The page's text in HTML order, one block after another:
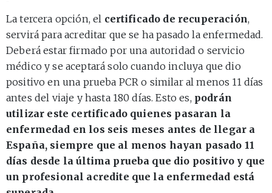
La tercera opción, el certificado de recuperación,
servirá para acreditar que se ha pasado la enfermedad.
Deberá estar firmado por una autoridad o servicio
médico y se aceptará solo cuando incluya que dio
positivo en una prueba PCR o similar al menos 11 días
antes del viaje y hasta 180 días. Esto es, podrán
utilizar este certificado quienes pasaran la
enfermedad en los seis meses antes de llegar a
España, siempre que al menos hayan pasado 11
días desde la última prueba que dio positivo y que
un profesional acredite que la enfermedad está